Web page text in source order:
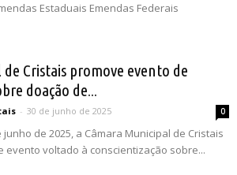
Estaduais Emendas Federais
Cristais promove evento de
doação de...
- 30 de junho de 2025 0
de 2025, a Câmara Municipal de Cristais
evento voltado à conscientização sobre...